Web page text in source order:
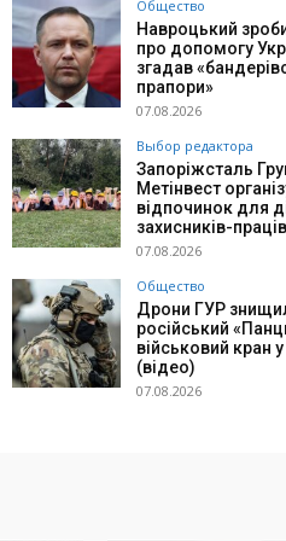
Общество
Навроцький
про допомогу
згадав
прапори»
07.08.2026
Выбор редактора
Запоріжсталь
Метінвест
відпочинок для
захисників-
07.08.2026
Общество
Дрони ГУР
російський
військовий кран
(відео)
07.08.2026